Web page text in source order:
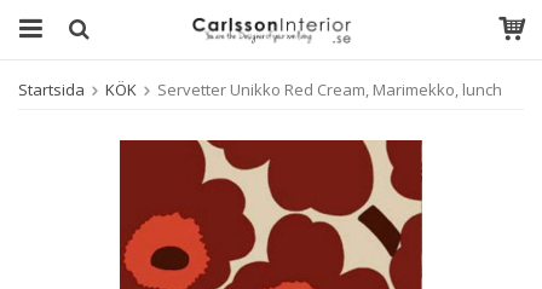
Startsida KÖK Servetter Unikko Red Cream, Marimekko, lunch